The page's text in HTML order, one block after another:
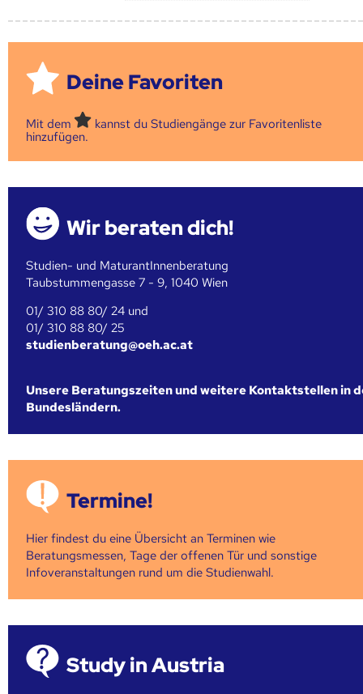
Deine Favoriten
Mit dem
kannst du Studiengänge zur Favoritenliste
hinzufügen.
Wir beraten dich!
Studien- und MaturantInnenberatung
Taubstummengasse 7 - 9, 1040 Wien
01/ 310 88 80/ 24 und
01/ 310 88 80/ 25
studienberatung@oeh.ac.at
Unsere Beratungszeiten und weitere Kontaktstellen in
Bundesländern.
Termine!
Hier findest du eine Übersicht an Terminen wie
Beratungsmessen, Tage der offenen Tür und sonstige
Infoveranstaltungen rund um die Studienwahl.
Study in Austria